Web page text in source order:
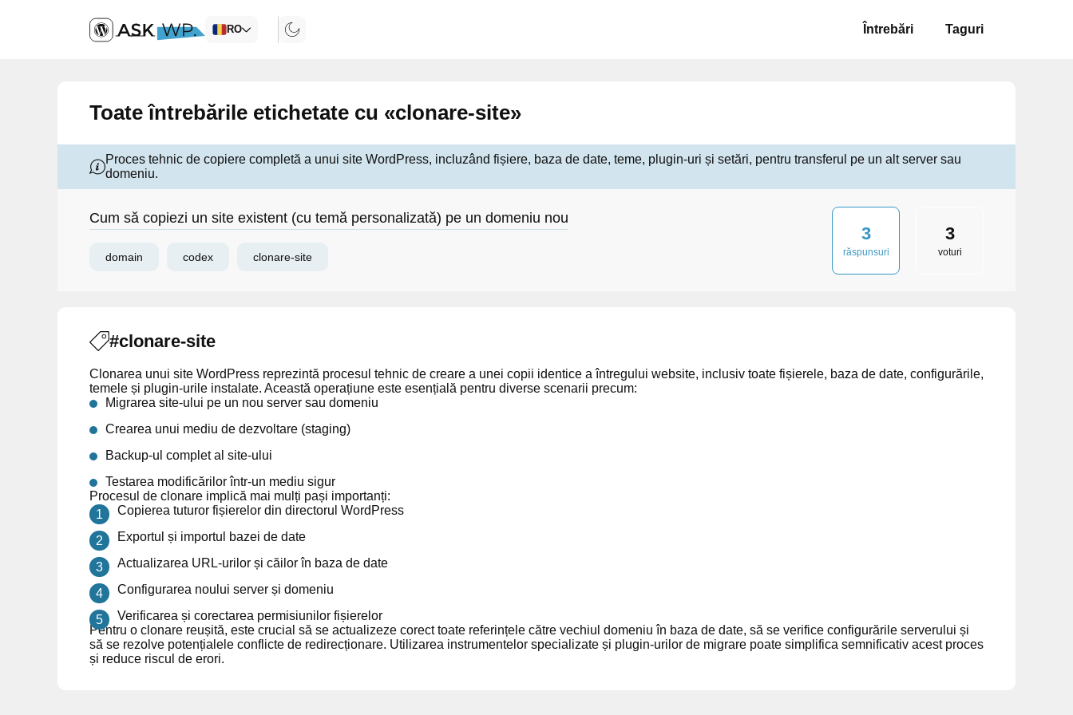
RO Întrebări Taguri
Toate întrebările etichetate cu «clonare-site»
Proces tehnic de copiere completă a unui site WordPress, incluzând fișiere, baza de date, teme, plugin-uri și setări, pentru transferul pe un alt server sau
domeniu.
Cum să copiezi un site existent (cu temă personalizată) pe un domeniu nou
domain codex clonare-site
3
răspunsuri
3
voturi
#clonare-site
Clonarea unui site WordPress reprezintă procesul tehnic de creare a unei copii identice a întregului website, inclusiv toate fișierele, baza de date, configurările,
temele și plugin-urile instalate. Această operațiune este esențială pentru diverse scenarii precum:
Migrarea site-ului pe un nou server sau domeniu
Crearea unui mediu de dezvoltare (staging)
Backup-ul complet al site-ului
Testarea modificărilor într-un mediu sigur
Procesul de clonare implică mai mulți pași importanți:
Copierea tuturor fișierelor din directorul WordPress
Exportul și importul bazei de date
Actualizarea URL-urilor și căilor în baza de date
Configurarea noului server și domeniu
Verificarea și corectarea permisiunilor fișierelor
Pentru o clonare reușită, este crucial să se actualizeze corect toate referințele către vechiul domeniu în baza de date, să se verifice configurările serverului și
să se rezolve potențialele conflicte de redirecționare. Utilizarea instrumentelor specializate și plugin-urilor de migrare poate simplifica semnificativ acest proces
și reduce riscul de erori.